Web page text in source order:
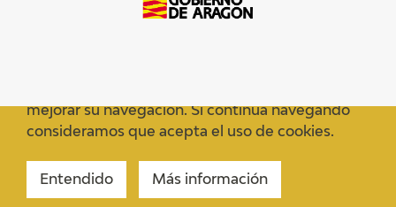
mejorar su navegación. Si continua navegando
consideramos que acepta el uso de cookies.
Entendido Más información